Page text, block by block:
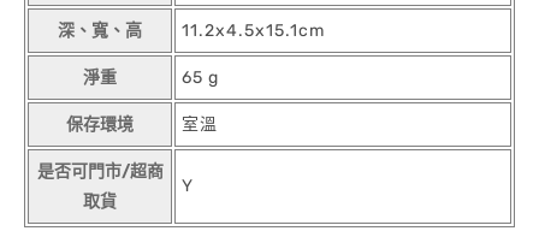
深、寬、高 11.2x4.5x15.1cm
淨重 65 g
保存環境 室溫
是否可門市/超商
取貨
Y